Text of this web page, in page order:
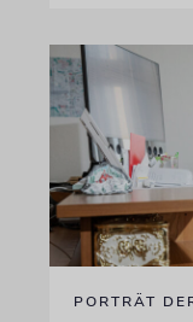
PORTRÄT